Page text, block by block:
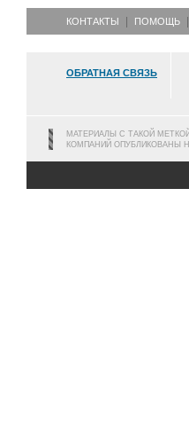
КОНТАКТЫ ПОМОЩЬ
ОБРАТНАЯ СВЯЗЬ
МАТЕРИАЛЫ С ТАКОЙ
КОМПАНИЙ ОПУБЛИКОВАНЫ